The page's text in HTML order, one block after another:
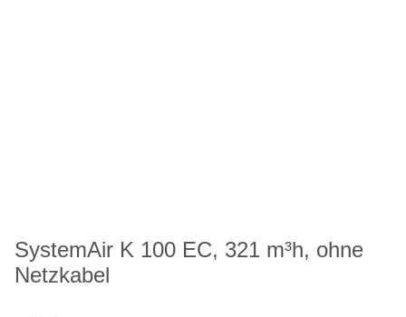
SystemAir K 100 EC, 321 m³h, ohne
Netzkabel